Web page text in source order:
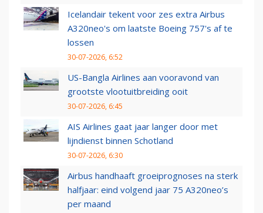
Icelandair tekent voor zes extra Airbus
A320neo's om laatste Boeing 757's af te
lossen
30-07-2026, 6:52
US-Bangla Airlines aan vooravond van
grootste vlootuitbreiding ooit
30-07-2026, 6:45
AIS Airlines gaat jaar langer door met
lijndienst binnen Schotland
30-07-2026, 6:30
Airbus handhaaft groeiprognoses na sterk
halfjaar: eind volgend jaar 75 A320neo’s
per maand